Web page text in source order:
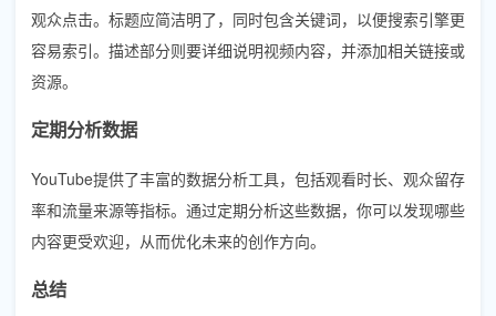
观众点击。标题应简洁明了，同时包含关键词，以便搜索引擎更
容易索引。描述部分则要详细说明视频内容，并添加相关链接或
资源。
定期分析数据
YouTube提供了丰富的数据分析工具，包括观看时长、观众留存
率和流量来源等指标。通过定期分析这些数据，你可以发现哪些
内容更受欢迎，从而优化未来的创作方向。
总结